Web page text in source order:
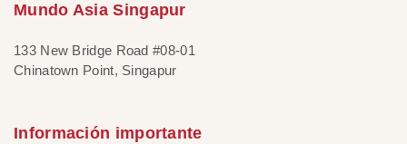
Mundo Asia Singapur
133 New Bridge Road #08-01
Chinatown Point, Singapur
Información importante